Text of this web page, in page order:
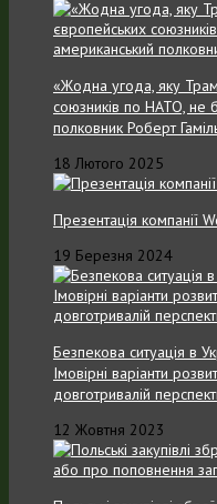
«Жодна угода, яку
союзників по НАТО, не
полковник Роберт
18 Лютого 2025
Презентація компанії
19 Березня 2024
Безпекова ситуація в
Імовірні варіанти
довготривалій
12 Жовтня 2023